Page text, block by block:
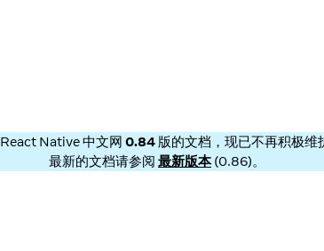
React Native 中文网 0.84版的文档，现已不再积极维
最新的文档请参阅 最新版本(0.86)。